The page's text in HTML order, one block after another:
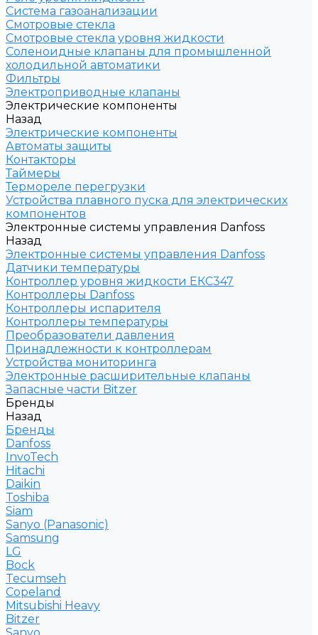
Система газоанализации
Смотровые стекла
Смотровые стекла уровня жидкости
Соленоидные клапаны для промышленной
холодильной автоматики
Фильтры
Электроприводные клапаны
Электрические компоненты
Назад
Электрические компоненты
Автоматы защиты
Контакторы
Таймеры
Термореле перегрузки
Устройства плавного пуска для электрических
компонентов
Электронные системы управления Danfoss
Назад
Электронные системы управления Danfoss
Датчики температуры
Контроллер уровня жидкости ЕКС347
Контроллеры Danfoss
Контроллеры испарителя
Контроллеры температуры
Преобразователи давления
Принадлежности к контроллерам
Устройства мониторинга
Электронные расширительные клапаны
Запасные части Bitzer
Бренды
Назад
Бренды
Danfoss
InvoTech
Hitachi
Daikin
Toshiba
Siam
Sanyo (Panasonic)
Samsung
LG
Bock
Tecumseh
Copeland
Mitsubishi Heavy
Bitzer